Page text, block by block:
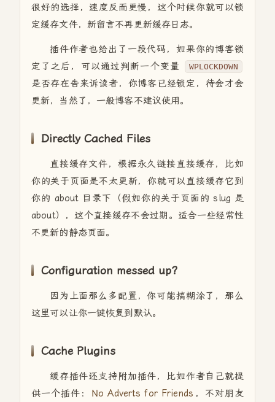
很好的选择，速度反而更慢，这个时候你就可以锁
定缓存文件，新留言不再更新缓存日志。
插件作者也给出了一段代码，如果你的博客锁
定了之后，可以通过判断一个变量
WPLOCKDOWN
是否存在告来诉读者，你博客已经锁定，待会才会
更新，当然了，一般博客不建议使用。
Directly Cached Files
直接缓存文件，根据永久链接直接缓存，比如
你的关于页面是不太更新，你就可以直接缓存它到
你的 about 目录下（假如你的关于页面的 slug 是
about），这个直接缓存不会过期。适合一些经常性
不更新的静态页面。
Configuration messed up?
因为上面那么多配置，你可能搞糊涂了，那么
这里可以让你一键恢复到默认。
Cache Plugins
缓存插件还支持附加插件，比如作者自己就提
供一个插件：
No Adverts for Friends ，不对朋友